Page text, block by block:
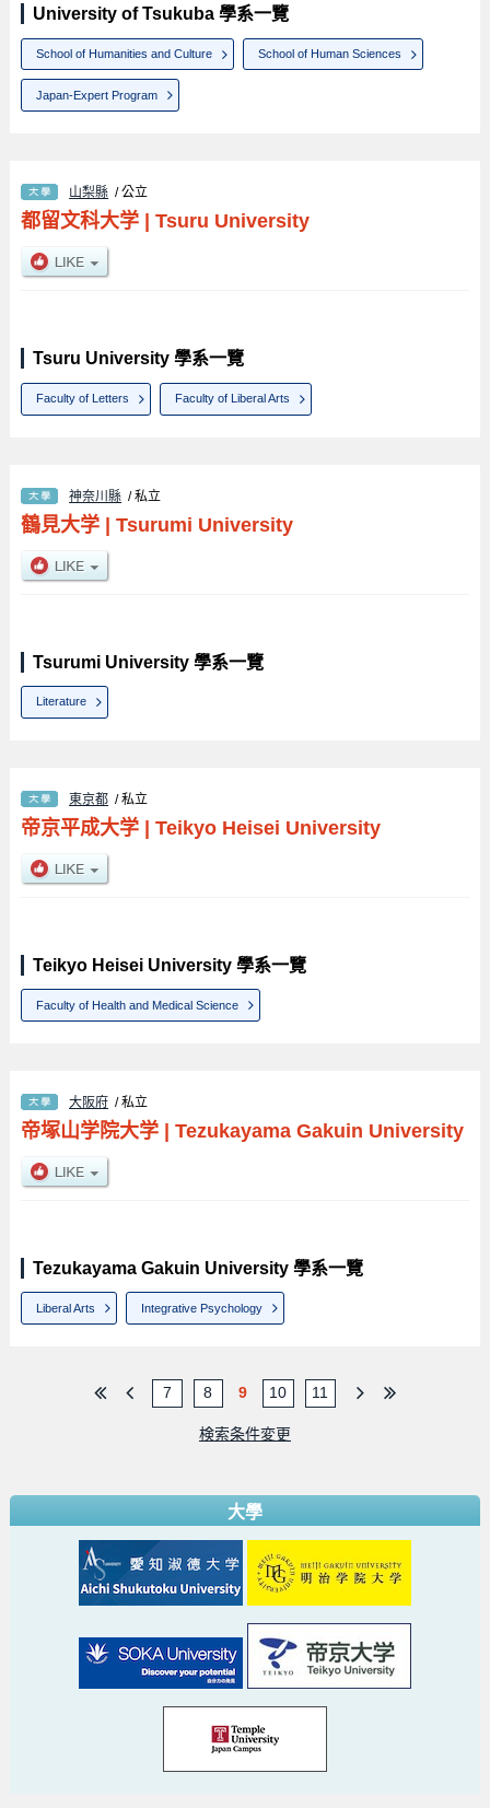
University of Tsukuba 學系一覽
School of Humanities and Culture School of Human Sciences
Japan-Expert Program
山梨縣 / 公立
都留文科大学| Tsuru University
Tsuru University 學系一覽
Faculty of Letters Faculty of Liberal Arts
神奈川縣 / 私立
鶴見大学| Tsurumi University
Tsurumi University 學系一覽
Literature
東京都 / 私立
帝京平成大学| Teikyo Heisei University
Teikyo Heisei University 學系一覽
Faculty of Health and Medical Science
大阪府 / 私立
帝塚山学院大学| Tezukayama Gakuin University
Tezukayama Gakuin University 學系一覽
Liberal Arts Integrative Psychology
7 8 9 10 11
検索条件変更
大學